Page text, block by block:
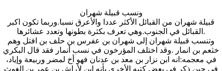
ونسب قبيلة شهران
قبيلة شهران من القبائل الأكثر عددا والأعرق نسبا.وربما تكون اكبر
القبائل في الجنوب.وهي تعرف بكثرة بطونها وتعدد عشائرها.
وتنسب قبيلة شهران إلى شهران بن عفرس بن حلف بن افتل وهم
خثعم بن انمار .وقد اختلف المؤرخون في نسب أنمار فقد قال البكري
في معجمه:انه ابن نزار بن معد بن عدنان فهو أخ لمضر وربيعة وإياد،
في حين ذكر في بعض كتبه الأخرى بأنه ابن لأراش بن عمر بن الغوث